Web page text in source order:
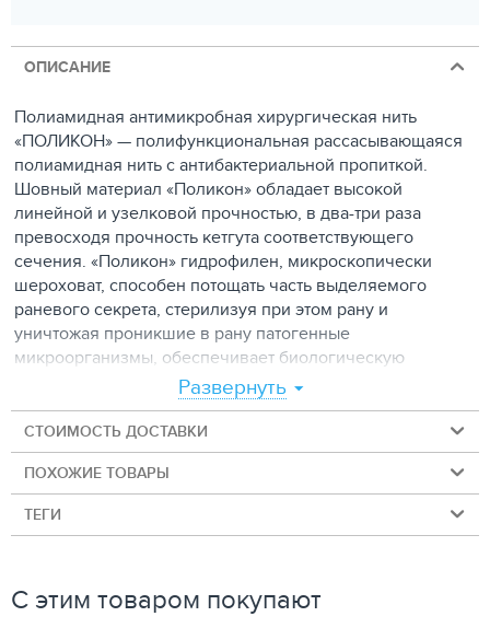
ОПИСАНИЕ
Полиамидная антимикробная хирургическая нить
«ПОЛИКОН» — полифункциональная рассасывающаяся
полиамидная нить с антибактериальной пропиткой.
Шовный материал «Поликон» обладает высокой
линейной и узелковой прочностью, в два-три раза
превосходя прочность кетгута соответствующего
сечения. «Поликон» гидрофилен, микроскопически
шероховат, способен потощать часть выделяемого
раневого секрета, стерилизуя при этом рану и
уничтожая проникшие в рану патогенные
микроорганизмы, обеспечивает биологическую
герметичность в зоне соединения тканей, не
приклеивается к ним, стимулирует более быстрый ход
процесса регенерации даже в септической среде,
поддается воздействию протеолитических энзимов,
рассасывается в течение длительного периода (180-240
дн.) после того как процессы заживления и
восстановления полностью закончены. Применение
материал может применяться во всех случаях, когда
показано применение как рассасывающихся, так и не
Развернуть
СТОИМОСТЬ ДОСТАВКИ
ПОХОЖИЕ ТОВАРЫ
ТЕГИ
С этим товаром покупают